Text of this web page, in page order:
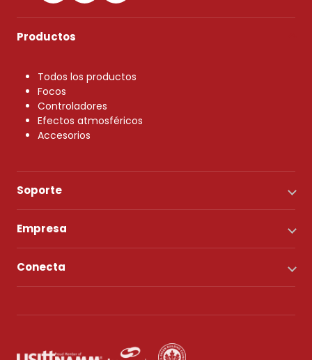
Productos
Todos los productos
Focos
Controladores
Efectos atmosféricos
Accesorios
Soporte
Empresa
Conecta